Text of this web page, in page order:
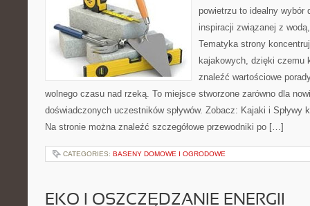
powietrzu to idealny wybór
inspiracji związanej z
Tematyka strony
kajakowych, dzięki czemu
znaleźć wartościowe
wolnego czasu nad rzeką. To miejsce stworzone zarówno dla
doświadczonych uczestników spływów. Zobacz: Kajaki i Spływy
Na stronie można znaleźć szczegółowe przewodniki po […]
CATEGORIES: BASENY DOMOWE I OGRODOWE
EKO I OSZCZĘDZANIE ENERGII